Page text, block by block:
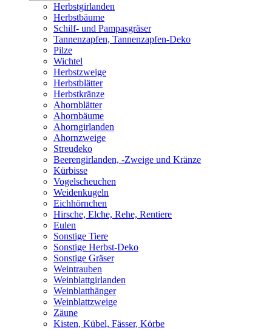
Herbstgirlanden
Herbstbäume
Schilf- und Pampasgräser
Tannenzapfen, Tannenzapfen-Deko
Pilze
Wichtel
Herbstzweige
Herbstblätter
Herbstkränze
Ahornblätter
Ahornbäume
Ahorngirlanden
Ahornzweige
Streudeko
Beerengirlanden, -Zweige und Kränze
Kürbisse
Vogelscheuchen
Weidenkugeln
Eichhörnchen
Hirsche, Elche, Rehe, Rentiere
Eulen
Sonstige Tiere
Sonstige Herbst-Deko
Sonstige Gräser
Weintrauben
Weinblattgirlanden
Weinblatthänger
Weinblattzweige
Zäune
Kisten, Kübel, Fässer, Körbe